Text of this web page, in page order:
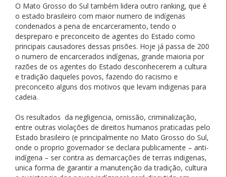
O Mato Grosso do Sul também lidera outro ranking, que é
o estado brasileiro com maior numero de indígenas
condenados a pena de encarceramento, tendo o
despreparo e preconceito de agentes do Estado como
principais causadores dessas prisões. Hoje já passa de 200
o numero de encarcerados indígenas, grande maioria por
razões de os agentes do Estado desconhecerem a cultura
e tradição daqueles povos, fazendo do racismo e
preconceito alguns dos motivos que levam indigenas para
cadeia.
Os resultados da negligencia, omissão, criminalização,
entre outras violações de direitos humanos praticadas pelo
Estado brasileiro (e principalmente no Mato Grosso do Sul,
onde o proprio governador se declara publicamente – anti-
indígena – ser contra as demarcações de terras indigenas,
unica forma de garantir a manutenção da tradição, cultura